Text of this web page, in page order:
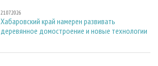
21.07.2026
Хабаровский край намерен развивать
деревянное домостроение и новые технологии